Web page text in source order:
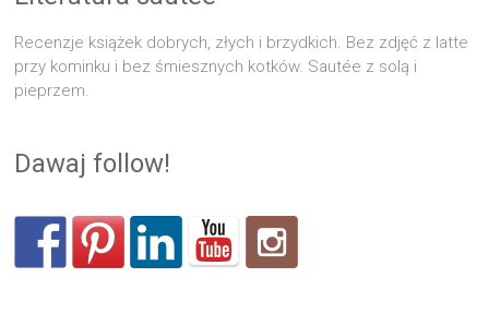
Recenzje książek dobrych, złych i brzydkich. Bez zdjęć z latte
przy kominku i bez śmiesznych kotków. Sautée z solą i
pieprzem.
Dawaj follow!